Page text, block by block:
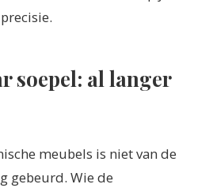
soepel: al langer
meubels is niet van de
gebeurd. Wie de